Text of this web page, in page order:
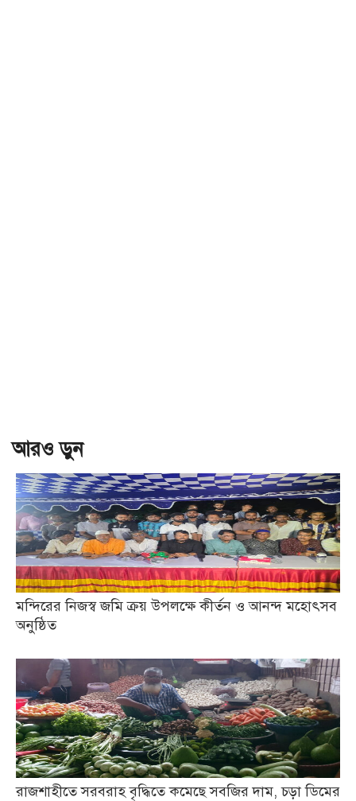
আরও ড়ুন
মন্দিরের নিজস্ব জমি ক্রয় উপলক্ষে কীর্তন ও আনন্দ মহোৎসব
অনুষ্ঠিত
রাজশাহীতে সরবরাহ বৃদ্ধিতে কমেছে সবজির দাম, চড়া ডিমের